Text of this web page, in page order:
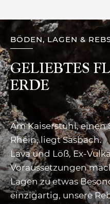
BÖDEN, LAGEN &
GELIEBTES
ERDE
Am Kaiserstuhl,
Rhein, liegt Sasbach.
Lava und Löß, Ex-
Voraussetzungen
Lagen zu etwas
einzigartig, unsere